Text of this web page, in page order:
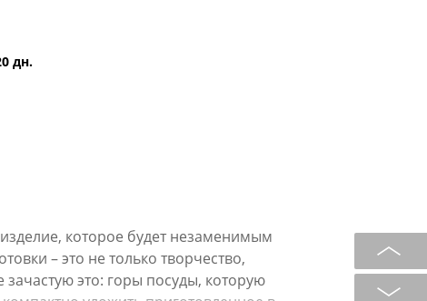
дн.
которое будет незаменимым
– это не только творчество,
это: горы посуды, которую